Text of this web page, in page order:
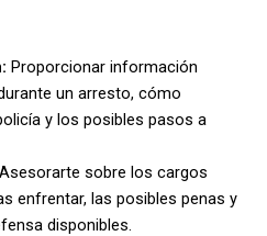
Proporcionar información
un arresto, cómo
y los posibles pasos a
Asesorarte sobre los cargos
enfrentar, las posibles penas y
disponibles.